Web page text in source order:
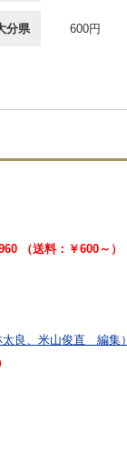
分県 600円
（送料：￥600～）
太良、米山俊直 編集）